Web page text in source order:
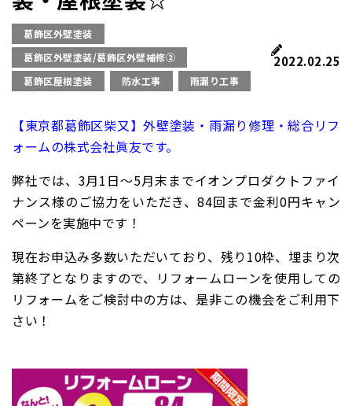
葛飾区外壁塗装
葛飾区外壁塗装/葛飾区外壁補修②
葛飾区屋根塗装
防水工事 雨漏り工事
2022.02.25
【東京都葛飾区柴又】外壁塗装・雨漏り修理・総合リフ
ォームの株式会社眞友です。
弊社では、3月1日〜5月末までイオンプロダクトファイ
ナンス様のご協力をいただき、84回まで金利0円キャン
ペーンを実施中です！
現在お申込み多数いただいており、残り10枠、埋まり次
第終了となりますので、リフォームローンを使用しての
リフォームをご検討中の方は、是非この機会をご利用下
さい！